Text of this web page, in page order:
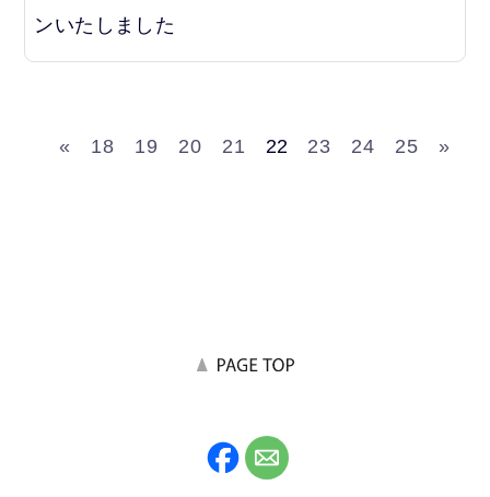
ンいたしました
« 18 19 20 21 22 23 24 25 »